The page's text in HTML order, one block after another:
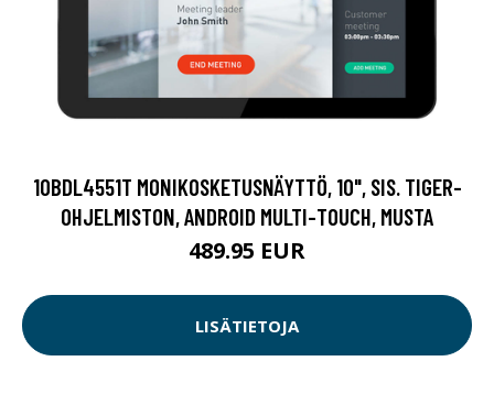
10BDL4551T MONIKOSKETUSNÄYTTÖ, 10", SIS. TIGER-
OHJELMISTON, ANDROID MULTI-TOUCH, MUSTA
489.95 EUR
LISÄTIETOJA